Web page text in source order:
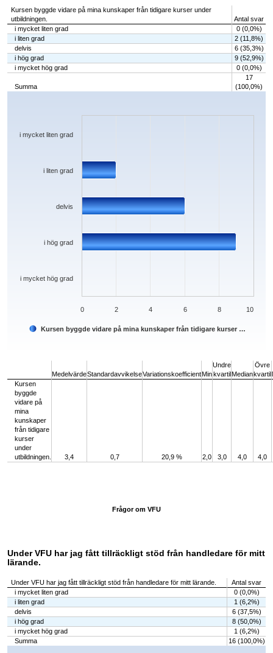
Kursen byggde vidare på mina kunskaper från tidigare kurser under
utbildningen.
Antal svar
i mycket liten grad
0 (0,0%)
i liten grad
2 (11,8%)
delvis
6 (35,3%)
i hög grad
9 (52,9%)
i mycket hög grad
0 (0,0%)
Summa
17
(100,0%)
Chart
The chart has 1 X axis displaying categories.
Kursen byggde vidare på mina kunskaper från tidigare kurser …
i mycket hög grad
i hög grad
delvis
i liten grad
i mycket liten grad
0 2 4 6 8 10
MedelvärdeStandardavvikelseVariationskoefficientMin
Undre
kvartilMedian
Övre
kvartil
Kursen
byggde
vidare på
mina
kunskaper
från tidigare
kurser
under
utbildningen.
3,4 0,7 20,9 % 2,0 3,0 4,0 4,0
Frågor om VFU
Under VFU har jag fått tillräckligt stöd från handledare för mitt
lärande.
Under VFU har jag fått tillräckligt stöd från handledare för mitt lärande.
Antal svar
i mycket liten grad
0 (0,0%)
i liten grad
1 (6,2%)
delvis
6 (37,5%)
i hög grad
8 (50,0%)
i mycket hög grad
1 (6,2%)
Summa
16 (100,0%)
Chart